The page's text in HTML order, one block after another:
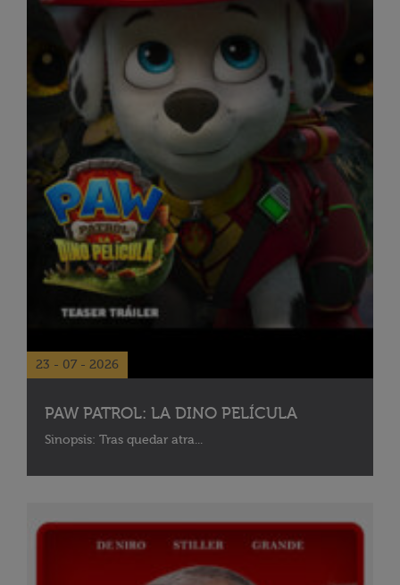
23 - 07 - 2026
PAW PATROL: LA DINO PELÍCULA
Sinopsis: Tras quedar atra...